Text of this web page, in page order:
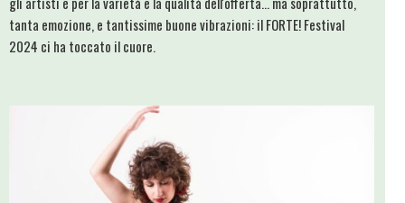
tanta emozione, e tantissime buone vibrazioni: il FORTE! Festival
2024 ci ha toccato il cuore.